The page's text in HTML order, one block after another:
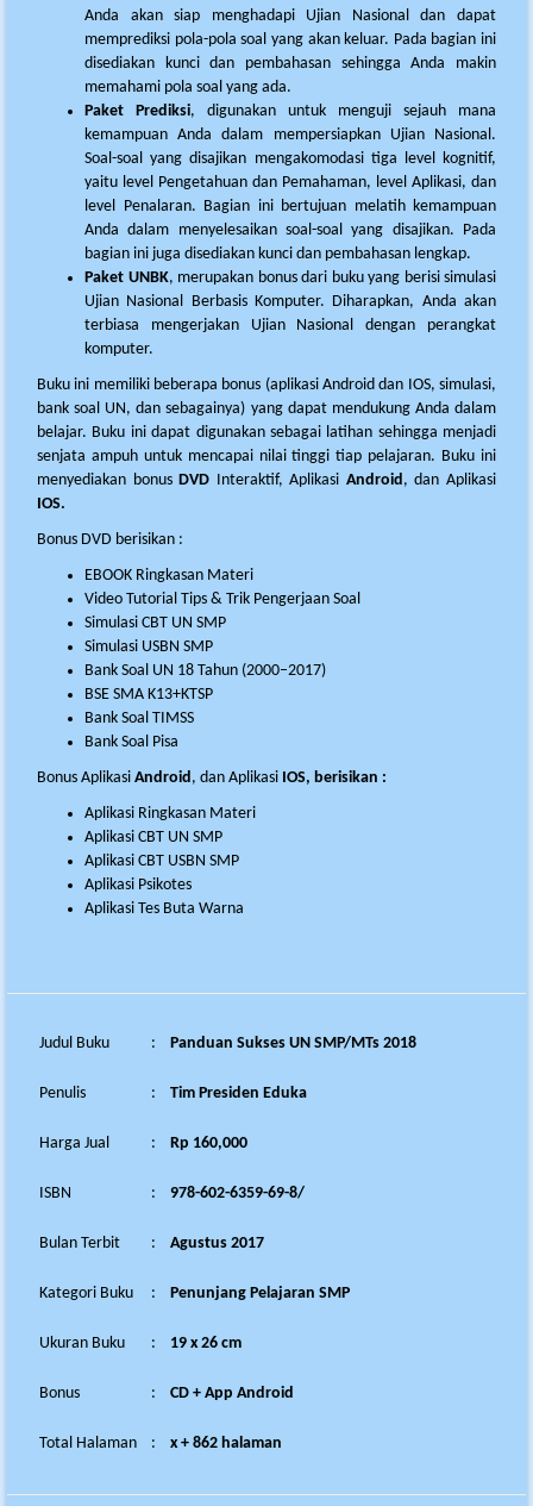
Anda akan siap menghadapi Ujian Nasional dan dapat
memprediksi pola-pola soal yang akan keluar. Pada bagian ini
disediakan kunci dan pembahasan sehingga Anda makin
memahami pola soal yang ada.
Paket Prediksi, digunakan untuk menguji sejauh mana
kemampuan Anda dalam mempersiapkan Ujian Nasional.
Soal-soal yang disajikan mengakomodasi tiga level kognitif,
yaitu level Pengetahuan dan Pemahaman, level Aplikasi, dan
level Penalaran. Bagian ini bertujuan melatih kemampuan
Anda dalam menyelesaikan soal-soal yang disajikan. Pada
bagian ini juga disediakan kunci dan pembahasan lengkap.
Paket UNBK, merupakan bonus dari buku yang berisi simulasi
Ujian Nasional Berbasis Komputer. Diharapkan, Anda akan
terbiasa mengerjakan Ujian Nasional dengan perangkat
komputer.
Buku ini memiliki beberapa bonus (aplikasi Android dan IOS, simulasi,
bank soal UN, dan sebagainya) yang dapat mendukung Anda dalam
belajar. Buku ini dapat digunakan sebagai latihan sehingga menjadi
senjata ampuh untuk mencapai nilai tinggi tiap pelajaran. Buku ini
menyediakan bonus DVD Interaktif, Aplikasi Android , dan Aplikasi
IOS.
Bonus DVD berisikan :
EBOOK Ringkasan Materi
Video Tutorial Tips & Trik Pengerjaan Soal
Simulasi CBT UN SMP
Simulasi USBN SMP
Bank Soal UN 18 Tahun (2000–2017)
BSE SMA K13+KTSP
Bank Soal TIMSS
Bank Soal Pisa
Bonus Aplikasi Android , dan Aplikasi IOS, berisikan :
Aplikasi Ringkasan Materi
Aplikasi CBT UN SMP
Aplikasi CBT USBN SMP
Aplikasi Psikotes
Aplikasi Tes Buta Warna
Judul Buku : Panduan Sukses UN SMP/MTs 2018
Penulis : Tim Presiden Eduka
Harga Jual : Rp 160,000
ISBN : 978-602-6359-69-8/
Bulan Terbit : Agustus 2017
Kategori Buku : Penunjang Pelajaran SMP
Ukuran Buku : 19 x 26 cm
Bonus : CD + App Android
Total Halaman : x + 862 halaman